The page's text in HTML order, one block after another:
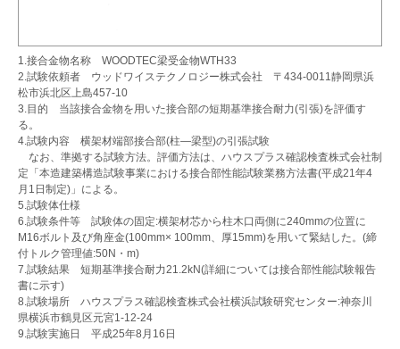
1.接合金物名称 WOODTEC梁受金物WTH33
2.試験依頼者 ウッドワイステクノロジー株式会社 〒434-0011静岡県浜
松市浜北区上島457-10
3.目的 当該接合金物を用いた接合部の短期基準接合耐力(引張)を評価す
る。
4.試験内容 横架材端部接合部(柱―梁型)の引張試験
なお、準拠する試験方法。評価方法は、ハウスプラス確認検査株式会社制
定「本造建築構造試験事業における接合部性能試験業務方法書(平成21年4
月1日制定)」による。
5.試験体仕様
6.試験条件等 試験体の固定:横架材芯から柱木口両側に240mmの位置に
M16ボルト及び角座金(100mm× 100mm、厚15mm)を用いて緊結した。(締
付トルク管理値:50N・m)
7.試験結果 短期基準接合耐力21.2kN(詳細については接合部性能試験報告
書に示す)
8.試験場所 ハウスプラス確認検査株式会社横浜試験研究センター:神奈川
県横浜市鶴見区元宮1-12-24
9.試験実施日 平成25年8月16日